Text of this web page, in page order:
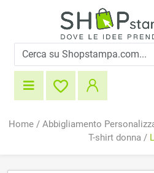
Home/ Abbigliamento
T-shirt donna /